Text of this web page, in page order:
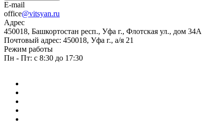
E-mail
office@vitsyan.ru
Адрес
450018, Башкортостан респ., Уфа г., Флотская ул., дом 34А
Почтовый адрес: 450018, Уфа г., а/я 21
Режим работы
Пн - Пт: с 8:30 до 17:30